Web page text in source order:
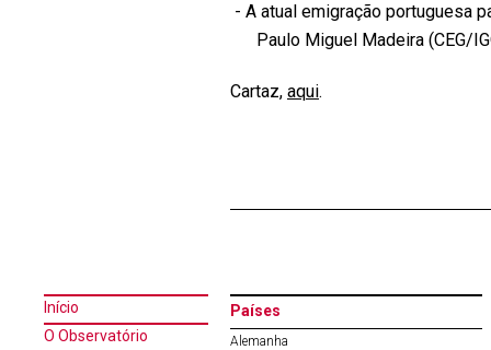
- A atual emigração portuguesa
Paulo Miguel Madeira (CEG/
​C​artaz, aqui.
Início
O Observatório
Países
Alemanha